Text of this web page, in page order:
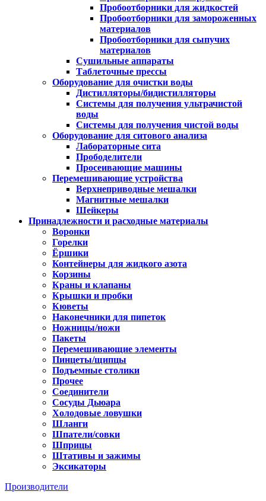
Пробоотборники для жидкостей
Пробоотборники для замороженных
материалов
Пробоотборники для сыпучих
материалов
Сушильные аппараты
Таблеточные прессы
Оборудование для очистки воды
Дистилляторы/бидистилляторы
Системы для получения ультрачистой
воды
Системы для получения чистой воды
Оборудование для ситового анализа
Лабораторные сита
Прободелители
Просеивающие машины
Перемешивающие устройства
Верхнеприводные мешалки
Магнитные мешалки
Шейкеры
Принадлежности и расходные материалы
Воронки
Горелки
Ёршики
Контейнеры для жидкого азота
Корзины
Краны и клапаны
Крышки и пробки
Кюветы
Наконечники для пипеток
Ножницы/ножи
Пакеты
Перемешивающие элементы
Пинцеты/щипцы
Подъемные столики
Прочее
Соединители
Сосуды Дьюара
Холодовые ловушки
Шланги
Шпатели/совки
Шприцы
Штативы и зажимы
Эксикаторы
Производители